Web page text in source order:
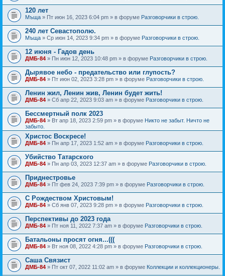
120 лет
Мъща » Пт июн 16, 2023 6:04 pm » в форуме Разговорчики в строю.
240 лет Севастополю.
Мъща » Ср июн 14, 2023 9:34 pm » в форуме Разговорчики в строю.
12 июня - Гадов день
ДМБ-84 » Пн июн 12, 2023 10:48 pm » в форуме Разговорчики в строю.
Дырявое небо - предательство или глупость?
ДМБ-84 » Пт июн 02, 2023 3:28 pm » в форуме Разговорчики в строю.
Ленин жил, Ленин жив, Ленин будет жить!
ДМБ-84 » Сб апр 22, 2023 9:03 am » в форуме Разговорчики в строю.
Бессмертный полк 2023
ДМБ-84 » Вт апр 18, 2023 2:59 pm » в форуме Никто не забыт. Ничто не
забыто.
Христос Воскресе!
ДМБ-84 » Пн апр 17, 2023 1:52 am » в форуме Разговорчики в строю.
Убийство Татарского
ДМБ-84 » Пн апр 03, 2023 12:37 am » в форуме Разговорчики в строю.
Приднестровье
ДМБ-84 » Пт фев 24, 2023 7:39 pm » в форуме Разговорчики в строю.
С Рождеством Христовым!
ДМБ-84 » Сб янв 07, 2023 9:28 pm » в форуме Разговорчики в строю.
Перспективы до 2023 года
ДМБ-84 » Пт ноя 11, 2022 7:37 am » в форуме Разговорчики в строю.
Батальоны просят огня...(((
ДМБ-84 » Вт ноя 08, 2022 4:28 pm » в форуме Разговорчики в строю.
Саша Связист
ДМБ-84 » Пт окт 07, 2022 11:02 am » в форуме Коллекции и коллекционеры.